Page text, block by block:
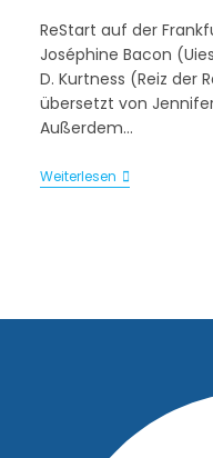
ReStart auf der
Joséphine Bacon
D. Kurtness (Reiz der
übersetzt von
Außerdem…
Weiterlesen